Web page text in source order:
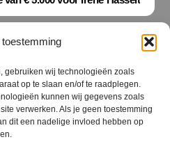
toestemming
gebruiken wij technologieën zoals
op te slaan en/of te raadplegen.
kunnen wij gegevens zoals
verwerken. Als je geen toestemming
dit een nadelige invloed hebben op
Terug
naar
boven